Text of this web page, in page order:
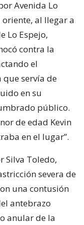
Avenida Lo
al llegar a
Lo Espejo,
contra la
el
servía de
en su
público.
de edad Kevin
en el lugar”.
Silva Toledo,
severa de
una contusión
antebrazo
anular de la